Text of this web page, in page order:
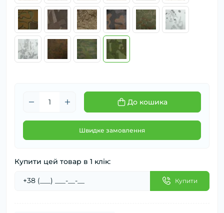
До кошика
Швидке замовлення
Купити цей товар в 1 клік:
Купити